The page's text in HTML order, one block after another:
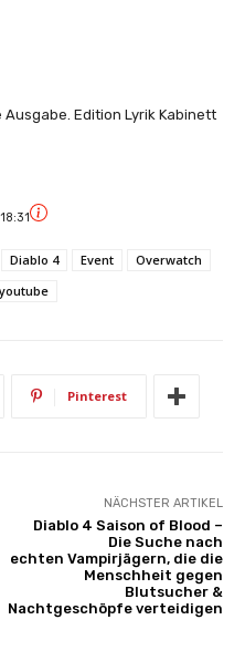
Edition Lyrik Kabinett
Diablo 4 Event
Overwatch
youtube
Pinterest
NÄCHSTER ARTIKEL
Diablo 4 Saison of Blood –
Die Suche nach
echten Vampirjägern, die die
Menschheit gegen
Blutsucher &
Nachtgeschöpfe verteidigen